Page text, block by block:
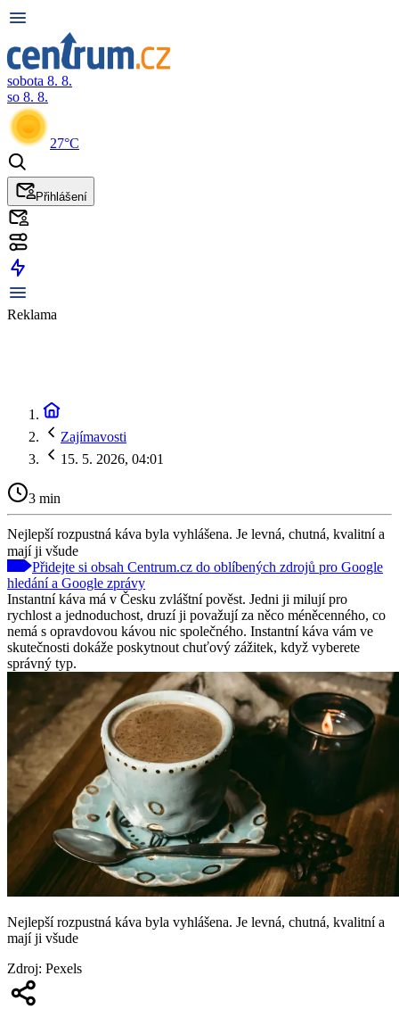
sobota 8. 8.
so 8. 8.
27°C
Přihlášení
Reklama
Zajímavosti
15. 5. 2026, 04:01
3 min
Nejlepší rozpustná káva byla vyhlášena. Je levná, chutná, kvalitní a
mají ji všude
Přidejte si obsah Centrum.cz do oblíbených zdrojů pro Google
hledání a Google zprávy
Instantní káva má v Česku zvláštní pověst. Jedni ji milují pro
rychlost a jednoduchost, druzí ji považují za něco méněcenného, co
nemá s opravdovou kávou nic společného. Instantní káva vám ve
skutečnosti dokáže poskytnout chuťový zážitek, když vyberete
správný typ.
Nejlepší rozpustná káva byla vyhlášena. Je levná, chutná, kvalitní a
mají ji všude
Zdroj: Pexels